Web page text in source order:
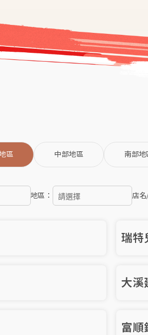
區 中部地區 南部地
地區： 店名
瑞特
大溪
富順